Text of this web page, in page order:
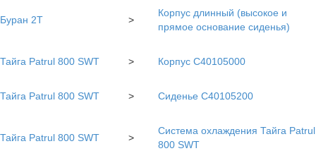
Буран 2Т >
Корпус длинный (высокое и
прямое основание сиденья)
Тайга Patrul 800 SWT > Корпус С40105000
Тайга Patrul 800 SWT > Сиденье С40105200
Тайга Patrul 800 SWT >
Система охлаждения Тайга Patrul
800 SWT